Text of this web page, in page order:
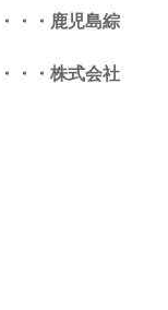
・・鹿児島綜
・・株式会社